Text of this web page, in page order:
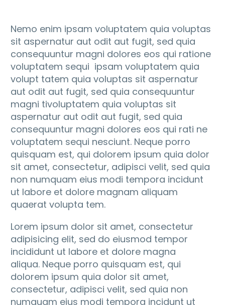
Nemo enim ipsam voluptatem quia voluptas
sit aspernatur aut odit aut fugit, sed quia
consequuntur magni dolores eos qui ratione
voluptatem sequi ipsam voluptatem quia
volupt tatem quia voluptas sit aspernatur
aut odit aut fugit, sed quia consequuntur
magni tivoluptatem quia voluptas sit
aspernatur aut odit aut fugit, sed quia
consequuntur magni dolores eos qui rati ne
voluptatem sequi nesciunt. Neque porro
quisquam est, qui dolorem ipsum quia dolor
sit amet, consectetur, adipisci velit, sed quia
non numquam eius modi tempora incidunt
ut labore et dolore magnam aliquam
quaerat volupta tem.
Lorem ipsum dolor sit amet, consectetur
adipisicing elit, sed do eiusmod tempor
incididunt ut labore et dolore magna
aliqua. Neque porro quisquam est, qui
dolorem ipsum quia dolor sit amet,
consectetur, adipisci velit, sed quia non
numquam eius modi tempora incidunt ut